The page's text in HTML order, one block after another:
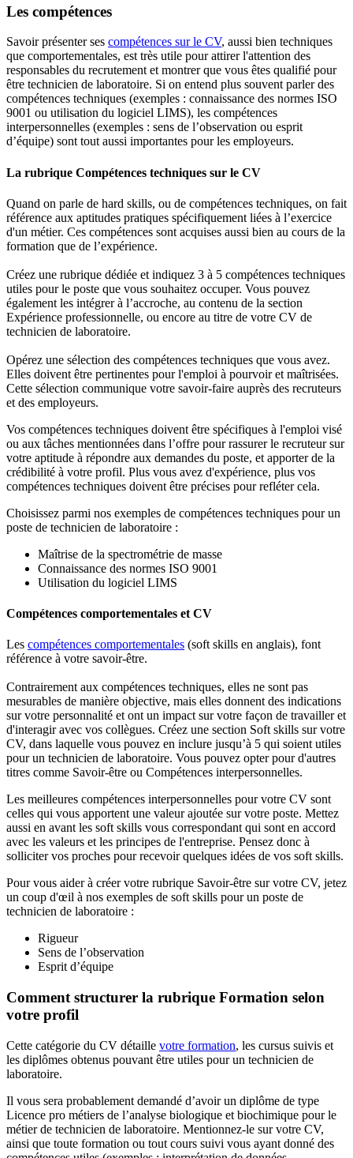
Les compétences
Savoir présenter ses compétences sur le CV, aussi bien techniques
que comportementales, est très utile pour attirer l'attention des
responsables du recrutement et montrer que vous êtes qualifié pour
être technicien de laboratoire. Si on entend plus souvent parler des
compétences techniques (exemples : connaissance des normes ISO
9001 ou utilisation du logiciel LIMS), les compétences
interpersonnelles (exemples : sens de l’observation ou esprit
d’équipe) sont tout aussi importantes pour les employeurs.
La rubrique Compétences techniques sur le CV
Quand on parle de hard skills, ou de compétences techniques, on fait
référence aux aptitudes pratiques spécifiquement liées à l’exercice
d'un métier. Ces compétences sont acquises aussi bien au cours de la
formation que de l’expérience.
Créez une rubrique dédiée et indiquez 3 à 5 compétences techniques
utiles pour le poste que vous souhaitez occuper. Vous pouvez
également les intégrer à l’accroche, au contenu de la section
Expérience professionnelle, ou encore au titre de votre CV de
technicien de laboratoire.
Opérez une sélection des compétences techniques que vous avez.
Elles doivent être pertinentes pour l'emploi à pourvoir et maîtrisées.
Cette sélection communique votre savoir-faire auprès des recruteurs
et des employeurs.
Vos compétences techniques doivent être spécifiques à l'emploi visé
ou aux tâches mentionnées dans l’offre pour rassurer le recruteur sur
votre aptitude à répondre aux demandes du poste, et apporter de la
crédibilité à votre profil. Plus vous avez d'expérience, plus vos
compétences techniques doivent être précises pour refléter cela.
Choisissez parmi nos exemples de compétences techniques pour un
poste de technicien de laboratoire :
Maîtrise de la spectrométrie de masse
Connaissance des normes ISO 9001
Utilisation du logiciel LIMS
Compétences comportementales et CV
Les compétences comportementales (soft skills en anglais), font
référence à votre savoir-être.
Contrairement aux compétences techniques, elles ne sont pas
mesurables de manière objective, mais elles donnent des indications
sur votre personnalité et ont un impact sur votre façon de travailler et
d'interagir avec vos collègues. Créez une section Soft skills sur votre
CV, dans laquelle vous pouvez en inclure jusqu’à 5 qui soient utiles
pour un technicien de laboratoire. Vous pouvez opter pour d'autres
titres comme Savoir-être ou Compétences interpersonnelles.
Les meilleures compétences interpersonnelles pour votre CV sont
celles qui vous apportent une valeur ajoutée sur votre poste. Mettez
aussi en avant les soft skills vous correspondant qui sont en accord
avec les valeurs et les principes de l'entreprise. Pensez donc à
solliciter vos proches pour recevoir quelques idées de vos soft skills.
Pour vous aider à créer votre rubrique Savoir-être sur votre CV, jetez
un coup d'œil à nos exemples de soft skills pour un poste de
technicien de laboratoire :
Rigueur
Sens de l’observation
Esprit d’équipe
Comment structurer la rubrique Formation selon
votre profil
Cette catégorie du CV détaille votre formation, les cursus suivis et
les diplômes obtenus pouvant être utiles pour un technicien de
laboratoire.
Il vous sera probablement demandé d’avoir un diplôme de type
Licence pro métiers de l’analyse biologique et biochimique pour le
métier de technicien de laboratoire. Mentionnez-le sur votre CV,
ainsi que toute formation ou tout cours suivi vous ayant donné des